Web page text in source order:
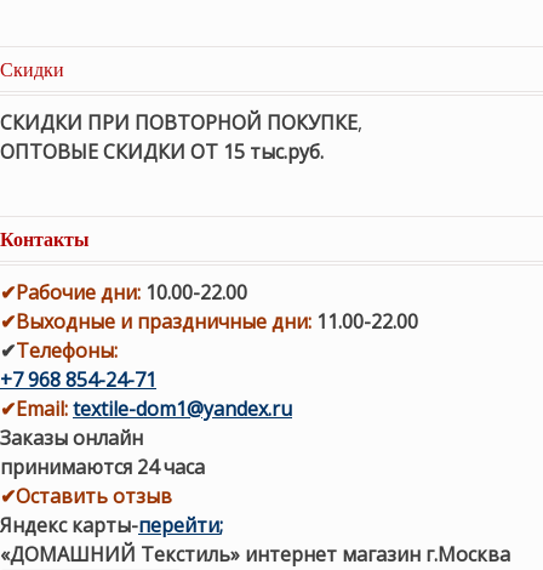
Скидки
СКИДКИ ПРИ ПОВТОРНОЙ ПОКУПКЕ,
ОПТОВЫЕ СКИДКИ ОТ 15 тыс.руб.
Контакты
✔Рабочие дни: 10.00-22.00
✔Выходные и праздничные дни: 11.00-22.00
✔Телефоны:
+7 968 854-24-71
✔Email:textile-dom1@yandex.ru
Заказы онлайн
принимаются 24 часа
✔Оставить отзыв
Яндекс карты-перейти;
«ДОМАШНИЙ Текстиль» интернет магазин г.Москва